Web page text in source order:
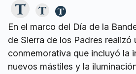
En el marco del Día de la
de Sierra de los Padres realizó
conmemorativa que incluyó la
nuevos mástiles y la